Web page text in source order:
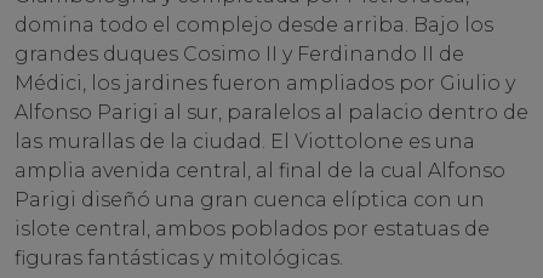
domina todo el complejo desde arriba. Bajo los
grandes duques Cosimo II y Ferdinando II de
Médici, los jardines fueron ampliados por Giulio y
Alfonso Parigi al sur, paralelos al palacio dentro de
las murallas de la ciudad. El Viottolone es una
amplia avenida central, al final de la cual Alfonso
Parigi diseñó una gran cuenca elíptica con un
islote central, ambos poblados por estatuas de
figuras fantásticas y mitológicas.